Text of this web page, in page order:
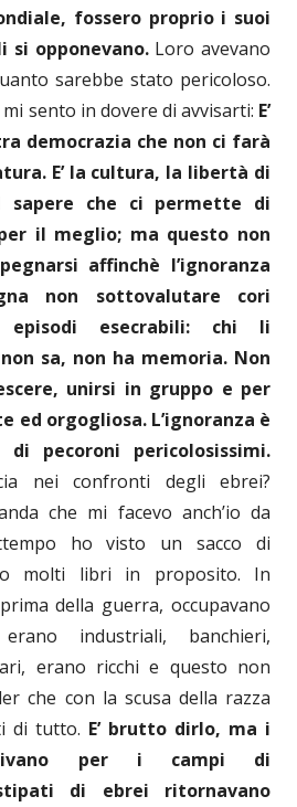
fossero proprio i suoi
si opponevano.Loro avevano
sarebbe stato pericoloso.
sento in dovere di avvisarti: E’
democrazia che non ci farà
E’ la cultura, la libertà di
sapere che ci permette di
il meglio; ma questo non
affinchè l’ignoranza
non sottovalutare cori
episodi esecrabili: chi li
sa, non ha memoria. Non
unirsi in gruppo e per
ed orgogliosa. L’ignoranza è
pecoroni pericolosissimi.
nei confronti degli ebrei?
che mi facevo anch’io da
ho visto un sacco di
molti libri in proposito. In
della guerra, occupavano
industriali, banchieri,
erano ricchi e questo non
che con la scusa della razza
di tutto. E’ brutto dirlo, ma i
per i campi di
di ebrei ritornavano